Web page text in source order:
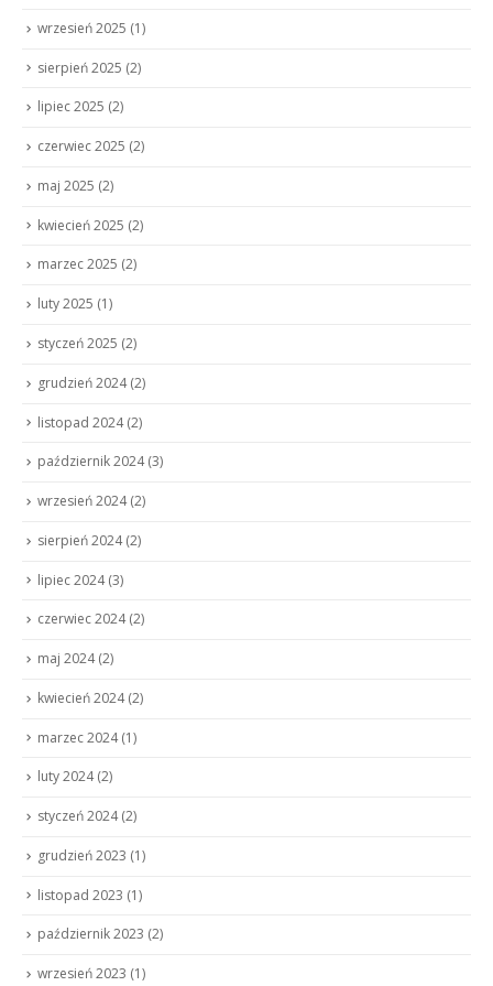
wrzesień 2025 (1)
sierpień 2025 (2)
lipiec 2025 (2)
czerwiec 2025 (2)
maj 2025 (2)
kwiecień 2025 (2)
marzec 2025 (2)
luty 2025 (1)
styczeń 2025 (2)
grudzień 2024(2)
listopad 2024(2)
październik 2024(3)
wrzesień 2024(2)
sierpień 2024(2)
lipiec 2024(3)
czerwiec 2024(2)
maj 2024(2)
kwiecień 2024(2)
marzec 2024(1)
luty 2024(2)
styczeń 2024(2)
grudzień 2023 (1)
listopad 2023 (1)
październik 2023 (2)
wrzesień 2023 (1)